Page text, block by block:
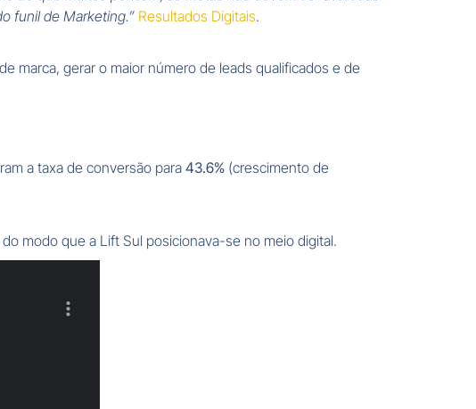
funil de Marketing.” Resultados Digitais.
marca, gerar o maior número de leads qualificados e de
a taxa de conversão para 43.6% (crescimento de
modo que a Lift Sul posicionava-se no meio digital.